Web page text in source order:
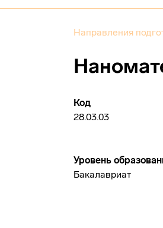
Направления
Код
28.03.03
Уровень
Бакалавриат